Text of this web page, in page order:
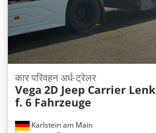
Karlstein am Main
कार परिवहन अर्ध-ट्रेलर
Vega 2D Jeep Carrier
f. 6 Fahrzeuge